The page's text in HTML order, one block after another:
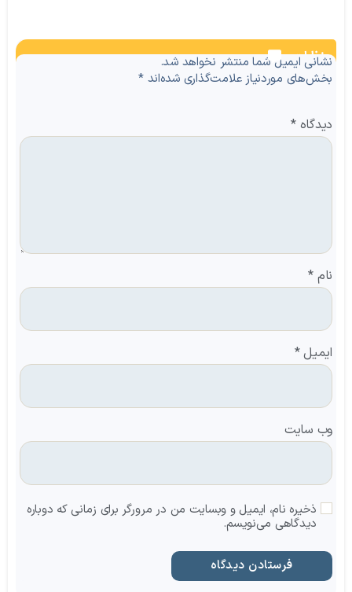
نظرات
نشانی ایمیل شما منتشر نخواهد شد.
بخش‌های موردنیاز علامت‌گذاری شده‌اند*
دیدگاه*
نام *
ایمیل*
وب‌ سایت
ذخیره نام، ایمیل و وبسایت من در مرورگر برای زمانی که دوباره
دیدگاهی می‌نویسم.